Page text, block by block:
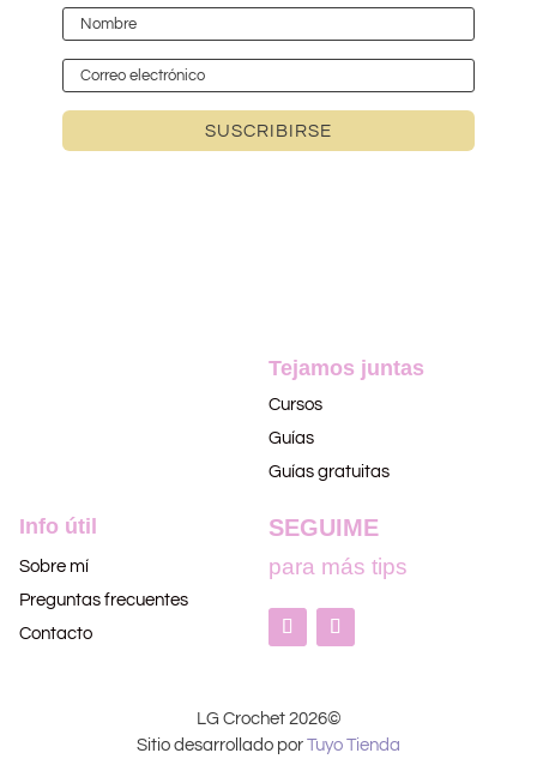
SUSCRIBIRSE
Tejamos juntas
Cursos
Guías
Guías gratuitas
Info útil
Sobre mí
Preguntas frecuentes
Contacto
SEGUIME
para más tips
LG Crochet 2026©
Sitio desarrollado por Tuyo Tienda